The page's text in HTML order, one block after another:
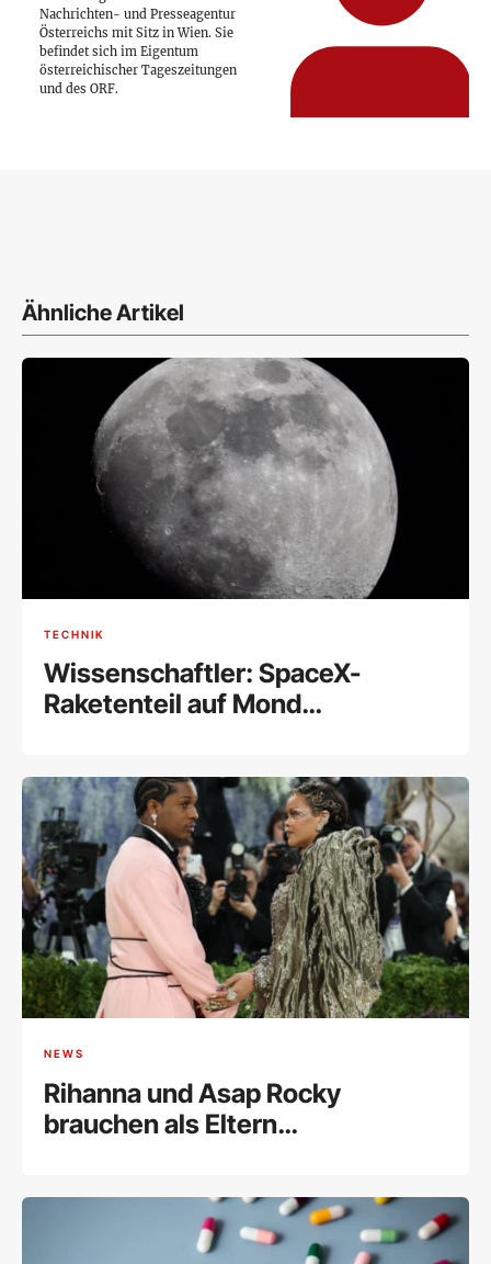
Nachrichten- und Presseagentur
Österreichs mit Sitz in Wien. Sie
befindet sich im Eigentum
österreichischer Tageszeitungen
und des ORF.
Ähnliche Artikel
TECHNIK
Wissenschaftler: SpaceX-
Raketenteil auf Mond
NEWS
Rihanna und Asap Rocky
brauchen als Eltern